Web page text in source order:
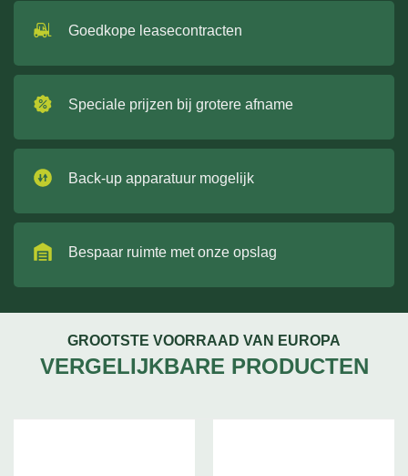
Goedkope leasecontracten
Speciale prijzen bij grotere afname
Back-up apparatuur mogelijk
Bespaar ruimte met onze opslag
GROOTSTE VOORRAAD VAN EUROPA
VERGELIJKBARE PRODUCTEN